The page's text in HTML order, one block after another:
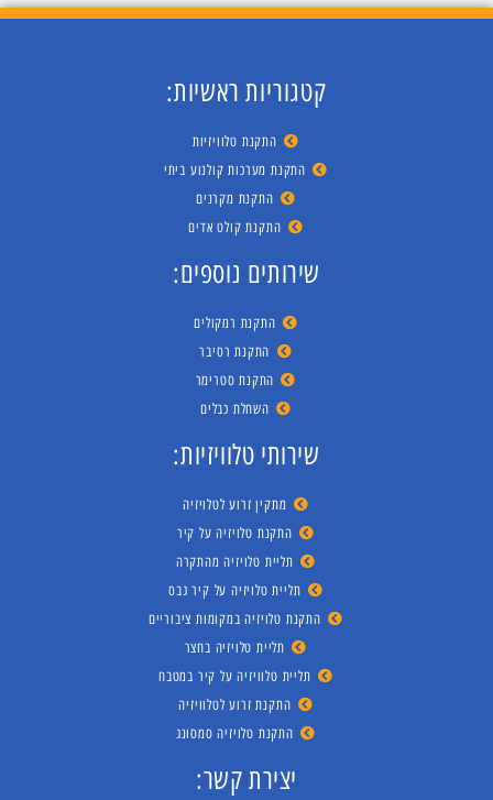
קטגוריות ראשיות:
התקנת טלוויזיות
התקנת מערכות קולנוע ביתי
התקנת מקרנים
התקנת קולט אדים
שירותים נוספים:
התקנת רמקולים
התקנת רסיבר
התקנת סטרימר
השחלת כבלים
שירותי טלוויזיות:
מתקין זרוע לטלויזיה
התקנת טלויזיה על קיר
תליית טלויזיה מהתקרה
תליית טלויזיה על קיר גבס
התקנת טלויזיה במקומות ציבוריים
תליית טלויזיה בחצר
תליית טלוויזיה על קיר במטבח
התקנת זרוע לטלוויזיה
התקנת טלויזיה סמסונג
יצירת קשר: